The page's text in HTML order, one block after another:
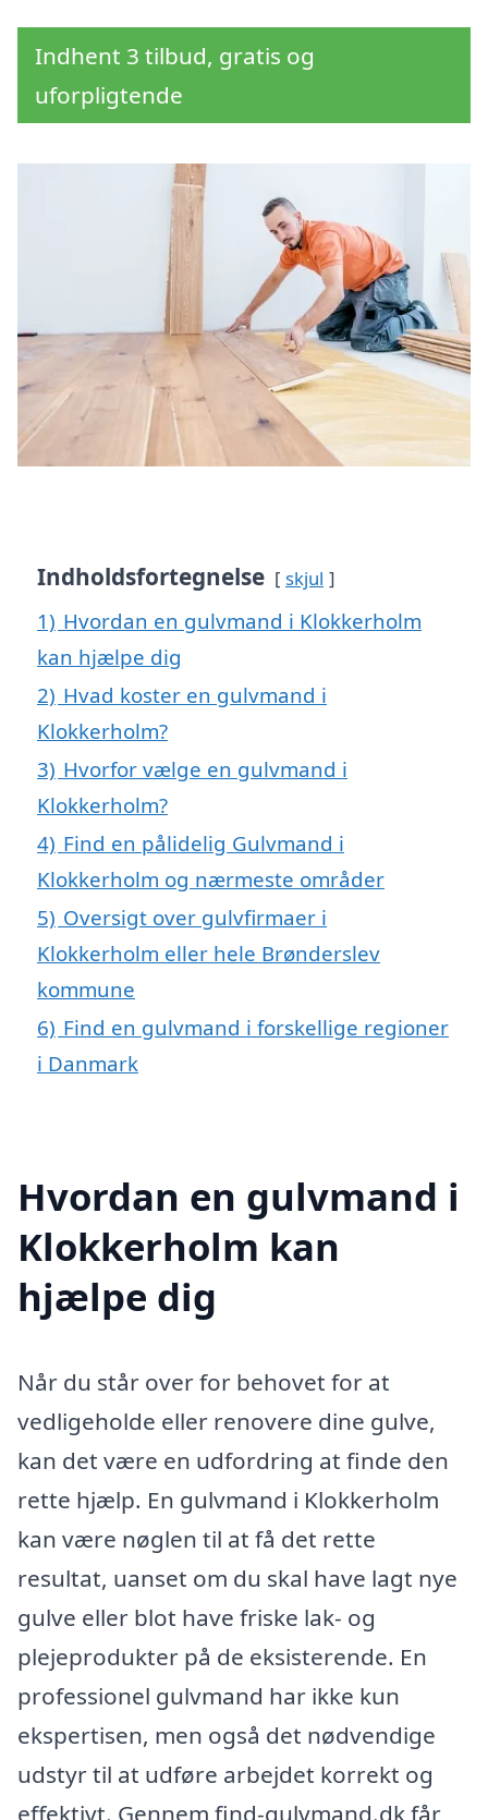
Indhent 3 tilbud, gratis og
uforpligtende
Indholdsfortegnelse skjul
1) Hvordan en gulvmand i Klokkerholm
kan hjælpe dig
2) Hvad koster en gulvmand i
Klokkerholm?
3) Hvorfor vælge en gulvmand i
Klokkerholm?
4) Find en pålidelig Gulvmand i
Klokkerholm og nærmeste områder
5) Oversigt over gulvfirmaer i
Klokkerholm eller hele Brønderslev
kommune
6) Find en gulvmand i forskellige regioner
i Danmark
Hvordan en gulvmand i
Klokkerholm kan
hjælpe dig
Når du står over for behovet for at
vedligeholde eller renovere dine gulve,
kan det være en udfordring at finde den
rette hjælp. En gulvmand i Klokkerholm
kan være nøglen til at få det rette
resultat, uanset om du skal have lagt nye
gulve eller blot have friske lak- og
plejeprodukter på de eksisterende. En
professionel gulvmand har ikke kun
ekspertisen, men også det nødvendige
udstyr til at udføre arbejdet korrekt og
effektivt. Gennem find-gulvmand.dk får